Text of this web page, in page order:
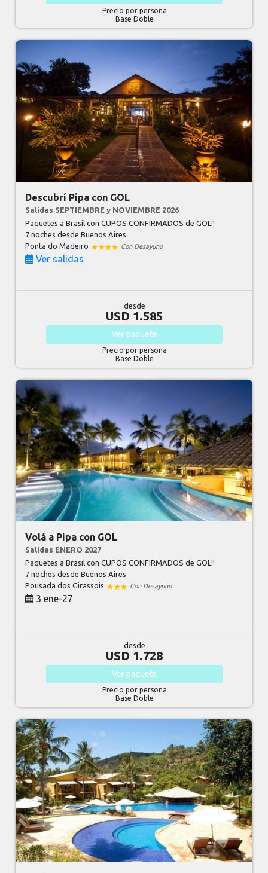
Precio por persona
Base Doble
Descubrí Pipa con GOL
Salidas SEPTIEMBRE y NOVIEMBRE 2026
Paquetes a Brasil con CUPOS CONFIRMADOS de GOL!!
7 nochesdesde Buenos Aires
Ponta do Madeiro
Con Desayuno
Ver salidas
desde
USD 1.585
Ver paquete
Precio por persona
Base Doble
Volá a Pipa con GOL
Salidas ENERO 2027
Paquetes a Brasil con CUPOS CONFIRMADOS de GOL!!
7 nochesdesde Buenos Aires
Pousada dos Girassois
Con Desayuno
3 ene-27
desde
USD 1.728
Ver paquete
Precio por persona
Base Doble